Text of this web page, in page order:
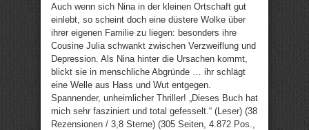
Auch wenn sich Nina in der kleinen Ortschaft gut
einlebt, so scheint doch eine düstere Wolke über
ihrer eigenen Familie zu liegen: besonders ihre
Cousine Julia schwankt zwischen Verzweiflung und
Depression. Als Nina hinter die Ursachen kommt,
blickt sie in menschliche Abgründe … ihr schlägt
eine Welle aus Hass und Wut entgegen.
Spannender, unheimlicher Thriller! „Dieses Buch hat
mich sehr fasziniert und total gefesselt.“ (Leser) (38
Rezensionen / 3,8 Sterne) (305 Seiten, 4.872 Pos.,